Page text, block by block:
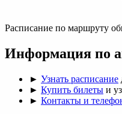
Расписание по маршруту
Информация по
► Узнать расписание
► Купить билеты и
► Контакты и